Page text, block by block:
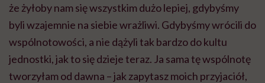
że żyłoby nam się wszystkim dużo lepiej, gdybyśmy
byli wzajemnie na siebie wrażliwi. Gdybyśmy wrócili do
wspólnotowości, a nie dążyli tak bardzo do kultu
jednostki, jak to się dzieje teraz. Ja sama tę wspólnotę
tworzyłam od dawna – jak zapytasz moich przyjaciół,